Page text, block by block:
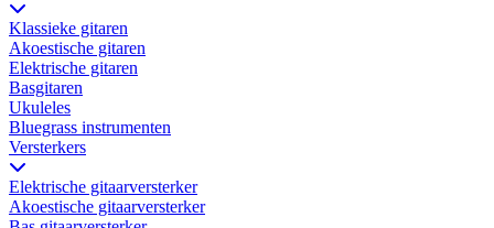
Klassieke gitaren
Akoestische gitaren
Elektrische gitaren
Basgitaren
Ukuleles
Bluegrass instrumenten
Versterkers
Elektrische gitaarversterker
Akoestische gitaarversterker